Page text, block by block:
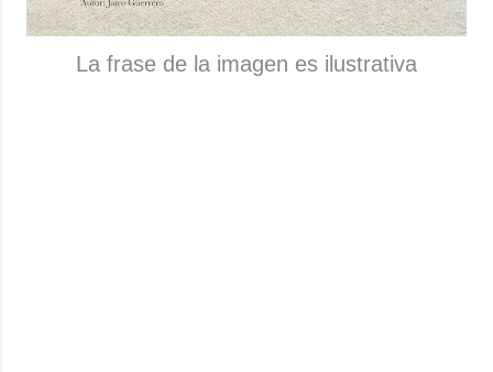
La frase de la imagen es ilustrativa